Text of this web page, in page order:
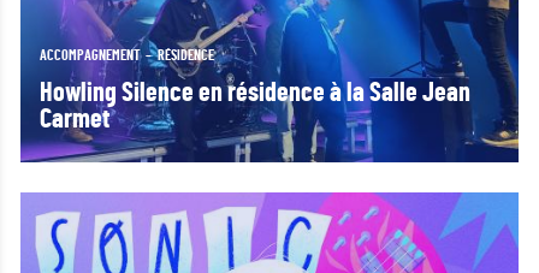
ACCOMPAGNEMENT RÉSIDENCE
Howling Silence en résidence à la Salle Jean
Carmet